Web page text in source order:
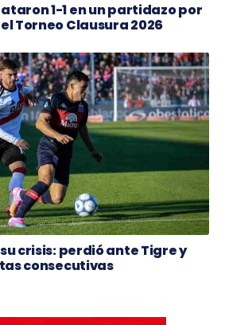
1-1 en un partidazo por
Torneo Clausura 2026
crisis: perdió ante Tigre y
consecutivas